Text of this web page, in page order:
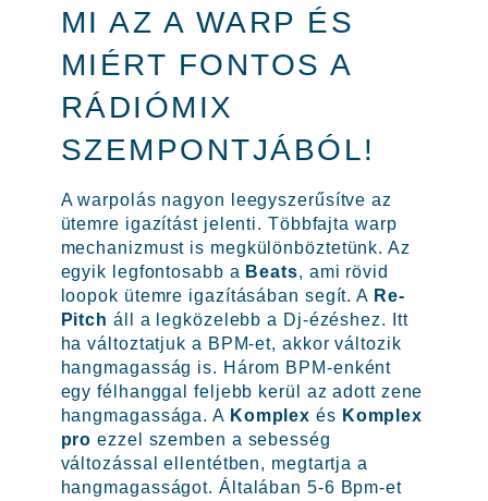
MI AZ A WARP ÉS
MIÉRT FONTOS A
RÁDIÓMIX
SZEMPONTJÁBÓL!
A warpolás nagyon leegyszerűsítve az
ütemre igazítást jelenti. Többfajta warp
mechanizmust is megkülönböztetünk. Az
egyik legfontosabb a Beats, ami rövid
loopok ütemre igazításában segít. A Re-
Pitch áll a legközelebb a Dj-ézéshez. Itt
ha változtatjuk a BPM-et, akkor változik
hangmagasság is. Három BPM-enként
egy félhanggal feljebb kerül az adott zene
hangmagassága. A Komplex és Komplex
pro ezzel szemben a sebesség
változással ellentétben, megtartja a
hangmagasságot. Általában 5-6 Bpm-et